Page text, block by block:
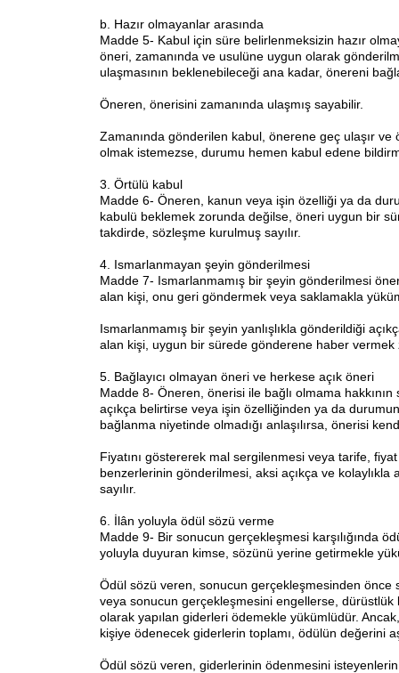
b. Hazır olmayanlar arasında
Madde 5- Kabul için süre belirlenmeksizin hazır
öneri, zamanında ve usulüne uygun olarak
ulaşmasının beklenebileceği ana kadar, önereni
Öneren, önerisini zamanında ulaşmış sayabilir.
Zamanında gönderilen kabul, önerene geç ulaşır ve
olmak istemezse, durumu hemen kabul edene
3. Örtülü kabul
Madde 6- Öneren, kanun veya işin özelliği ya da
kabulü beklemek zorunda değilse, öneri uygun bir
takdirde, sözleşme kurulmuş sayılır.
4. Ismarlanmayan şeyin gönderilmesi
Madde 7- Ismarlanmamış bir şeyin gönderilmesi
alan kişi, onu geri göndermek veya saklamakla
Ismarlanmamış bir şeyin yanlışlıkla gönderildiği
alan kişi, uygun bir sürede gönderene haber vermek
5. Bağlayıcı olmayan öneri ve herkese açık öneri
Madde 8- Öneren, önerisi ile bağlı olmama hakkının
açıkça belirtirse veya işin özelliğinden ya da
bağlanma niyetinde olmadığı anlaşılırsa, önerisi
Fiyatını göstererek mal sergilenmesi veya tarife,
benzerlerinin gönderilmesi, aksi açıkça ve kolaylıkla
sayılır.
6. İlân yoluyla ödül sözü verme
Madde 9- Bir sonucun gerçekleşmesi karşılığında
yoluyla duyuran kimse, sözünü yerine getirmekle
Ödül sözü veren, sonucun gerçekleşmesinden önce
veya sonucun gerçekleşmesini engellerse, dürüstlük
olarak yapılan giderleri ödemekle yükümlüdür.
kişiye ödenecek giderlerin toplamı, ödülün değerini
Ödül sözü veren, giderlerinin ödenmesini